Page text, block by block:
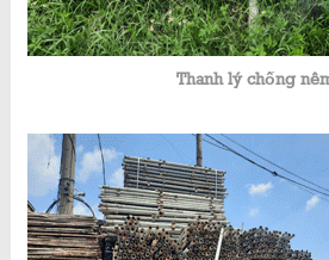
Thanh lý chống